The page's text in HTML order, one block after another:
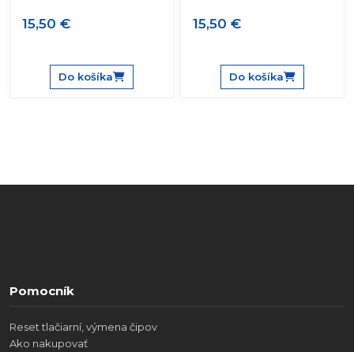
15,50 €
Do košíka
15,50 €
Do košíka
Pomocník
Reset tlačiarní, výmena čipov
Ako nakupovať